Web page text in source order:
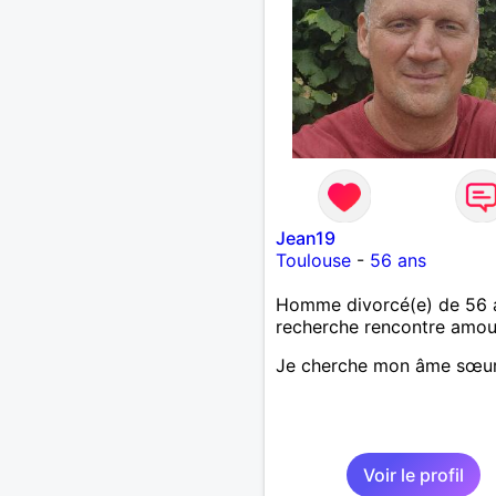
Jean19
Toulouse- 56 ans
Homme divorcé(e) de 56
recherche rencontre
Je cherche mon âme
Voir le profil